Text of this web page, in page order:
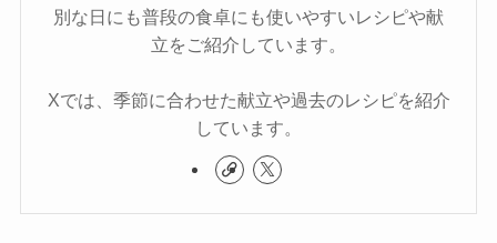
別な日にも普段の食卓にも使いやすいレシピや献
立をご紹介しています。
Xでは、季節に合わせた献立や過去のレシピを紹介
しています。